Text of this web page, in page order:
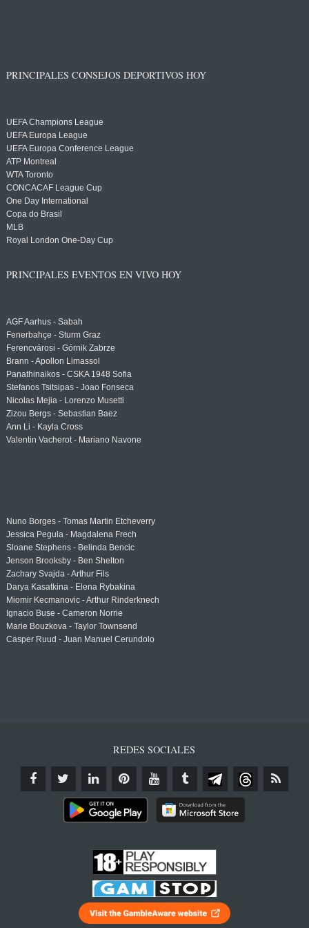
PRINCIPALES CONSEJOS DEPORTIVOS HOY
UEFA Champions League
UEFA Europa League
UEFA Europa Conference League
ATP Montreal
WTA Toronto
CONCACAF League Cup
One Day International
Copa do Brasil
MLB
Royal London One-Day Cup
PRINCIPALES EVENTOS EN VIVO HOY
AGF Aarhus - Sabah
Fenerbahçe - Sturm Graz
Ferencvárosi - Górnik Zabrze
Brann - Apollon Limassol
Panathinaikos - CSKA 1948 Sofia
Stefanos Tsitsipas - Joao Fonseca
Nicolas Mejia - Lorenzo Musetti
Zizou Bergs - Sebastian Baez
Ann Li - Kayla Cross
Valentin Vacherot - Mariano Navone
Nuno Borges - Tomas Martin Etcheverry
Jessica Pegula - Magdalena Frech
Sloane Stephens - Belinda Bencic
Jenson Brooksby - Ben Shelton
Zachary Svajda - Arthur Fils
Darya Kasatkina - Elena Rybakina
Miomir Kecmanovic - Arthur Rinderknech
Ignacio Buse - Cameron Norrie
Marie Bouzkova - Taylor Townsend
Casper Ruud - Juan Manuel Cerundolo
REDES SOCIALES